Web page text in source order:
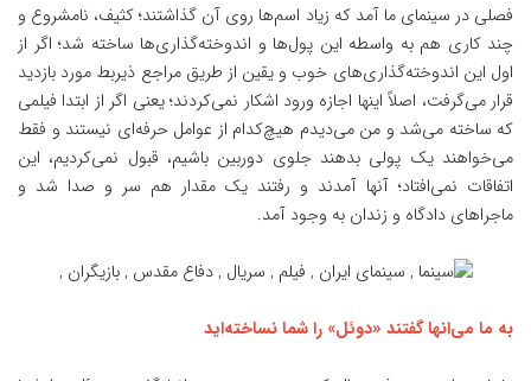
فصلی در سینمای ما آمد که زیاد اسم‌ها روی آن گذاشتند؛ کثیف، نامشروع و
چند کاری هم به واسطه این پول‌ها و اندوخته‌گذاری‌ها ساخته شد؛ اگر از
اول این اندوخته‌گذاری‌های خوب و یقین از طریق مراجع ذیربط مورد بازدید
قرار می‌گرفت، اصلاً اینها اجازه ورود اشکار نمی‌کردند؛ یعنی اگر از ابتدا فیلمی
که ساخته می‌شد و من می‌دیدم هیچ‌کدام از عوامل حرفه‌ای نیستند و فقط
می‌خواهند یک پولی بدهند جلوی دوربین باشیم، قبول نمی‌کردیم، این‌
اتفاقات نمی‌افتاد؛ آنها آمدند و رفتند یک مقدار هم سر و صدا شد و
ماجراهای دادگاه و زندان به وجود آمد.
به ما می‌انها گفتند «دوئل» را شما نساخته‌اید